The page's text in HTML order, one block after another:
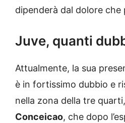
dipenderà dal dolore che
Juve, quanti
Attualmente, la sua
è in fortissimo dubbio e
nella zona della tre
Conceicao, che dopo